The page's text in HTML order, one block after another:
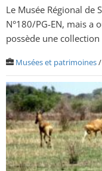
Le Musée Régional de
N°180/PG-EN, mais a
possède une collection
Musées et patrimoines/